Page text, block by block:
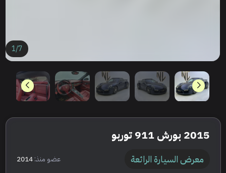
1/7
2015 بورش 911 توربو
معرض السيارة الرائعة عضو منذ:2014